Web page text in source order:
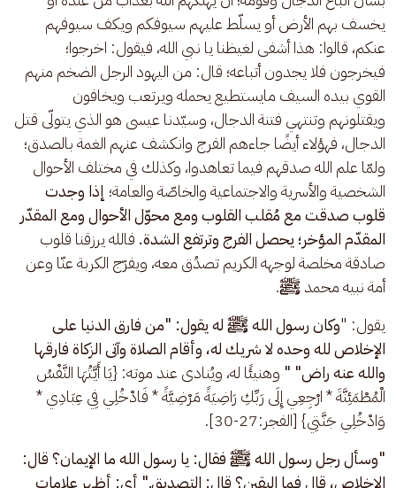
يخسف بهم الأرض أو يسلّط عليهم سيوفكم ويكف سيوفهم
عنكم، قالوا: هذا أشفى لغيظنا يا نبي الله، فيقول: اخرجوا؛
فيخرجون فلا يجدون أتباعه؛ قال: من اليهود الرجل الضخم منهم
القوي بيده السيف مايستطيع يحمله ويرتعب ويخافون
ويقتلونهم وتنتهي فتنة الدجال، وسيّدنا عيسى هو الذي يتولّى قتل
الدجال، فهؤلاء أيضًا جاءهم الفرج وانكشف عنهم الغمة بالصدق؛
ولمّا علم الله صدقهم فيما تعاهدوا، وكذلك في مختلف الأحوال
الشخصية والأسرية والاجتماعية والخاصّة والعامة؛ إذا وجدت
قلوب صدقت مع مُقلب القلوب ومع محوّل الأحوال ومع المقدّر
المقدّم المؤخر؛ يحصل الفرج وترتفع الشدة. فالله يرزقنا قلوب
صادقة مخلصة لوجهه الكريم تصدُق معه، ويفرّج الكربة عنّا وعن
أمة نبيه محمد ﷺ.
يقول: "وكان رسول الله ﷺ له يقول: "من فارق الدنيا على
الإخلاص لله وحده لا شريك له، وأقام الصلاة وآتى الزكاة فارقها
والله عنه راض" " وهنيئًا له، ويُنادى عند موته: {يَا أَيَّتُهَا النَّفْسُ
الْمُطْمَئِنَّةَ * ارْجِعِي إِلَى رَبِّكِ رَاضِيَةً مَرْضِيَّةً * فَادْخُلِي فِي عِبَادِي *
وَادْخُلِي جَنَّتِي} [الفجر:27-30].
"وسأل رجل رسول الله ﷺ فقال: يا رسول الله ما الإيمان؟ قال:
الإخلاص، قال فما اليقين؟ قال: التصديق." أي: أظهر علامات